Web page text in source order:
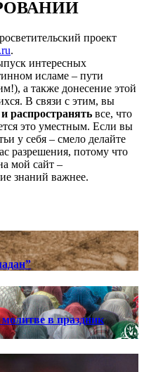
проект
.
интересных
исламе – пути
а также донесение этой
В связи с этим, вы
распространять все, что
это уместным. Если вы
у себя – смело делайте
разрешения, потому что
мой сайт –
знаний важнее.
в праздник